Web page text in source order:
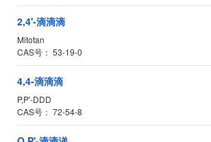
2,4'-滴滴滴
Mitotan
CAS号： 53-19-0
4,4-滴滴滴
P,P'-DDD
CAS号： 72-54-8